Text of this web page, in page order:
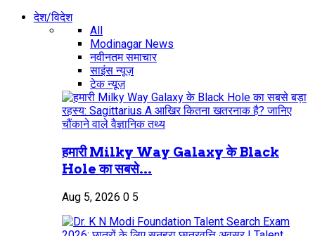
देश/विदेश
All
Modinagar News
नवीनतम समाचार
साइंस न्यूज़
टेक न्यूज़
हमारी Milky Way Galaxy के Black
Hole का सबसे...
Aug 5, 2026 0 5